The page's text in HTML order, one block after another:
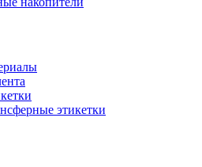
этикетки